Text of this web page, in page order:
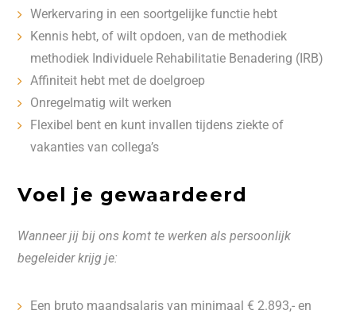
Werkervaring in een soortgelijke functie hebt
Kennis hebt, of wilt opdoen, van de methodiek
methodiek Individuele Rehabilitatie Benadering (IRB)
Affiniteit hebt met de doelgroep
Onregelmatig wilt werken
Flexibel bent en kunt invallen tijdens ziekte of
vakanties van collega’s
Voel je gewaardeerd
Wanneer jij bij ons komt te werken als persoonlijk
begeleider krijg je:
Een bruto maandsalaris van minimaal € 2.893,- en